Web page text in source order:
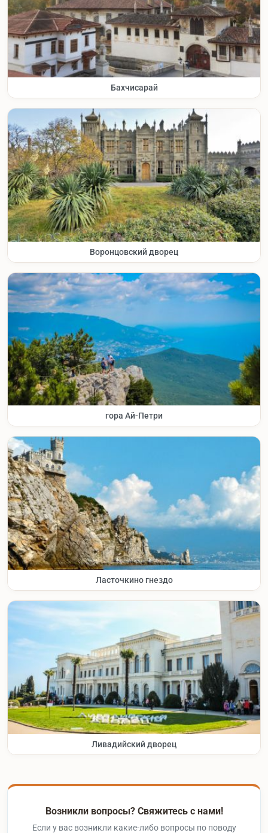
Бахчисарай
Воронцовский дворец
гора Ай-Петри
Ласточкино гнездо
Ливадийский дворец
Возникли вопросы? Свяжитесь с нами!
Если у вас возникли какие-либо вопросы по поводу